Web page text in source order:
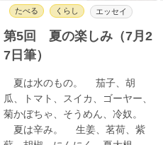
たべる くらし エッセイ
第5回 夏の楽しみ（7月2
7日筆）
夏は水のもの。 茄子、胡
瓜、トマト、スイカ、ゴーヤー、
菊かぼちゃ、そうめん、冷奴。
夏は辛み。 生姜、茗荷、紫